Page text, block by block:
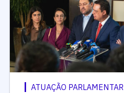
ATUAÇÃO PARLAMENTAR